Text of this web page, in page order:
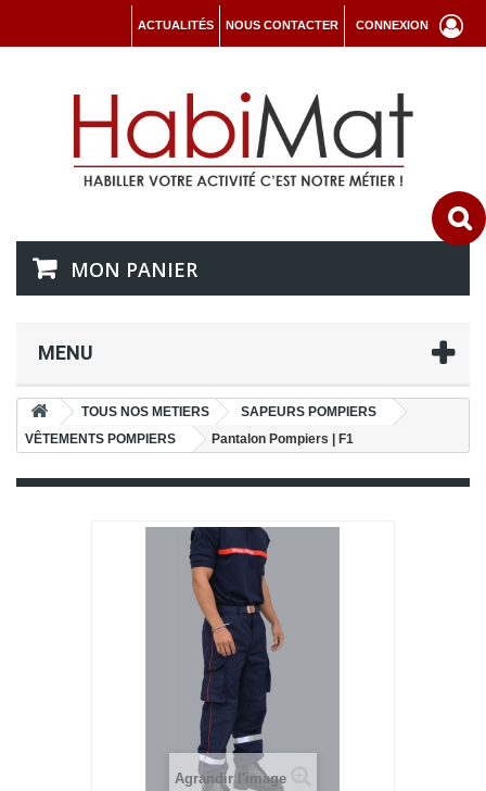
CONNEXION
NOUS CONTACTER
ACTUALITÉS
MON PANIER
MENU
TOUS NOS METIERS
SAPEURS POMPIERS
VÊTEMENTS POMPIERS
Pantalon Pompiers | F1
Agrandir l'image